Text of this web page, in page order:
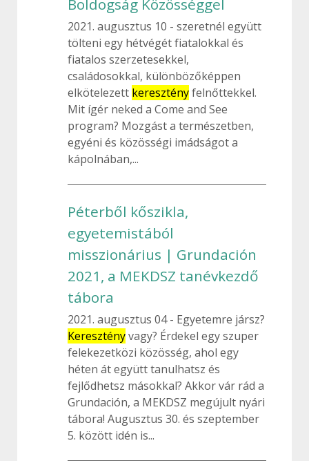
Boldogság Közösséggel
2021. augusztus 10
szeretnél együtt
tölteni egy hétvégét fiatalokkal és
fiatalos szerzetesekkel,
családosokkal, különbözőképpen
elkötelezett keresztényfelnőttekkel.
Mit ígér neked a Come and See
program? Mozgást a természetben,
egyéni és közösségi imádságot a
kápolnában,...
Péterből kőszikla,
egyetemistából
misszionárius | Grundación
2021, a MEKDSZ tanévkezdő
tábora
2021. augusztus 04
Egyetemre jársz?
Keresztényvagy? Érdekel egy szuper
felekezetközi közösség, ahol egy
héten át együtt tanulhatsz és
fejlődhetsz másokkal? Akkor vár rád a
Grundación, a MEKDSZ megújult nyári
tábora! Augusztus 30. és szeptember
5. között idén is...